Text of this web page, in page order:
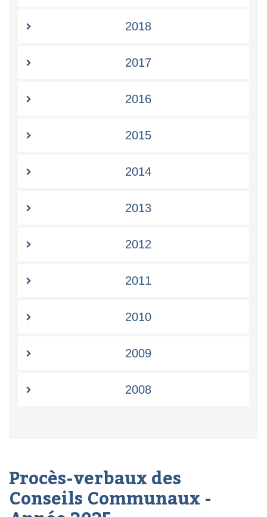
2018
2017
2016
2015
2014
2013
2012
2011
2010
2009
2008
Procès-verbaux des
Conseils Communaux -